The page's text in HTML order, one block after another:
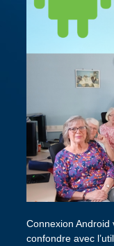
Connexion Android
confondre avec